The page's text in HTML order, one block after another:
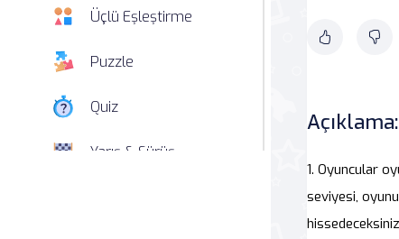
Üçlü Eşleştirme
Puzzle
Quiz
Yarış & Sürüş
Açıklama:
1. Oyuncular
seviyesi,